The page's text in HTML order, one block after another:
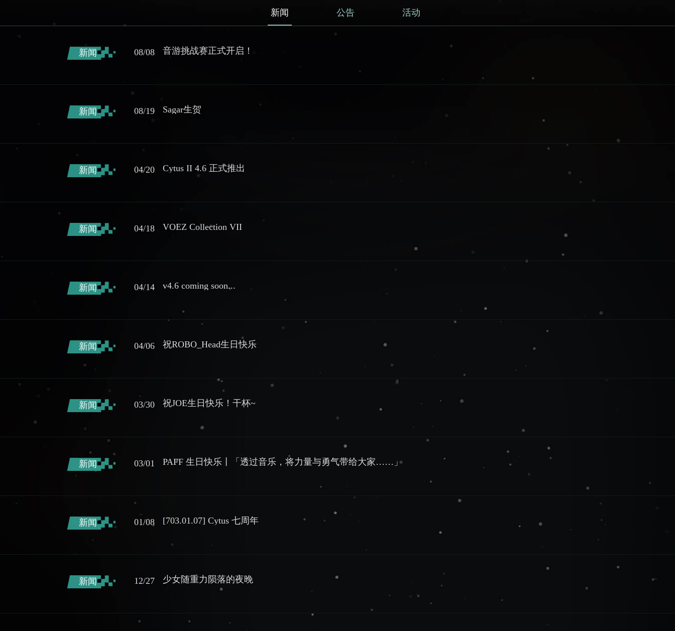
新闻 公告 活动
新闻 08/08 音游挑战赛正式开启！
新闻 08/19 Sagar生贺
新闻 04/20 Cytus II 4.6 正式推出
新闻 04/18 VOEZ Collection VII
新闻 04/14 v4.6 coming soon...
新闻 04/06 祝ROBO_Head生日快乐
新闻 03/30 祝JOE生日快乐！干杯~
新闻 03/01 PAFF 生日快乐丨「透过音乐，将力量与勇气带给大家……」
新闻 01/08 [703.01.07] Cytus 七周年
新闻 12/27 少女随重力陨落的夜晚